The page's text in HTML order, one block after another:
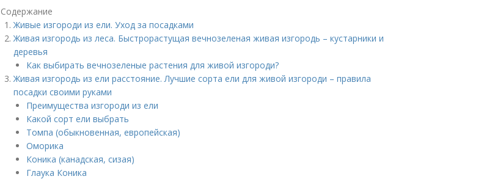
Содержание
Живые изгороди из ели. Уход за посадками
Живая изгородь из леса. Быстрорастущая вечнозеленая живая изгородь – кустарники и
деревья
Как выбирать вечнозеленые растения для живой изгороди?
Живая изгородь из ели расстояние. Лучшие сорта ели для живой изгороди – правила
посадки своими руками
Преимущества изгороди из ели
Какой сорт ели выбрать
Томпа (обыкновенная, европейская)
Оморика
Коника (канадская, сизая)
Глаука Коника